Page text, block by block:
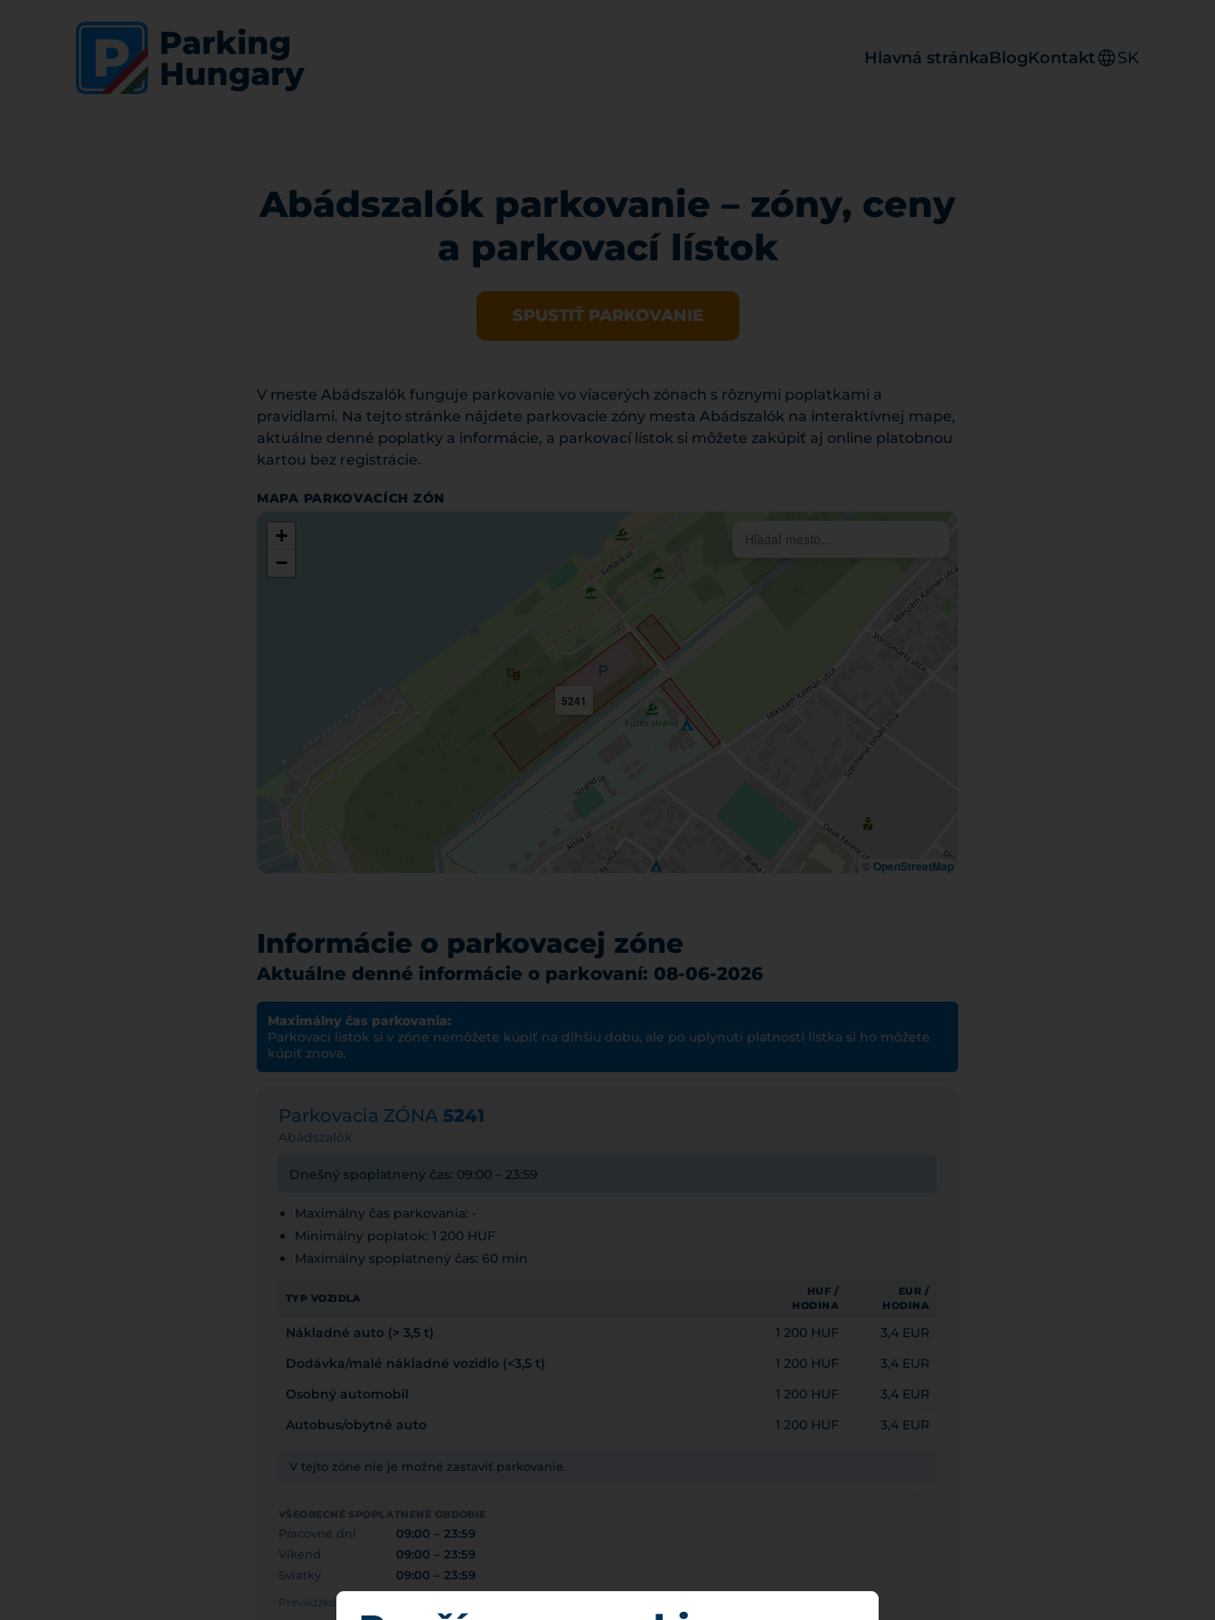
Hlavná stránkaBlogKontakt SK
Abádszalók parkovanie – zóny, ceny
a parkovací lístok
SPUSTIŤ PARKOVANIE
V meste Abádszalók funguje parkovanie vo viacerých zónach s rôznymi poplatkami a
pravidlami. Na tejto stránke nájdete parkovacie zóny mesta Abádszalók na interaktívnej mape,
aktuálne denné poplatky a informácie, a parkovací lístok si môžete zakúpiť aj online platobnou
kartou bez registrácie.
MAPA PARKOVACÍCH ZÓN
5241
+
−
© OpenStreetMap
Informácie o parkovacej zóne
Aktuálne denné informácie o parkovaní: 08-06-2026
Maximálny čas parkovania:
Parkovací lístok si v zóne nemôžete kúpiť na dlhšiu dobu, ale po uplynutí platnosti lístka si ho môžete
kúpiť znova.
Parkovacia ZÓNA 5241
Abádszalók
Dnešný spoplatnený čas: 09:00 – 23:59
Maximálny čas parkovania: -
Minimálny poplatok: 1 200 HUF
Maximálny spoplatnený čas: 60 min
TYP VOZIDLA
HUF /
HODINA
EUR /
HODINA
Nákladné auto (> 3,5 t) 1 200 HUF
3,4 EUR
Dodávka/malé nákladné vozidlo (<3,5 t)
1 200 HUF
3,4 EUR
Osobný automobil
1 200 HUF
3,4 EUR
Autobus/obytné auto
1 200 HUF 3,4 EUR
V tejto zóne nie je možné zastaviť parkovanie.
VŠEOBECNÉ SPOPLATNENÉ OBDOBIE
Pracovné dni
09:00 – 23:59
Víkend
09:00 – 23:59
Sviatky
09:00 – 23:59
Prevádzkovateľ: KÖZÉP-TISZA-VIDÉKI VÍZÜGYI IGAZGATÓSÁG